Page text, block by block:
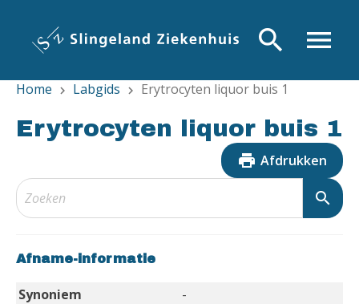
inhoud
menu
search
Home chevron_right Labgids chevron_right Erytrocyten liquor buis 1
Erytrocyten liquor buis 1
print Afdrukken
search
Afname-informatie
Synoniem
-